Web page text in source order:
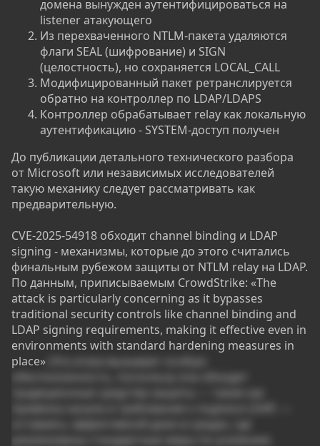
домена вынужден аутентифицироваться на
listener атакующего
Из перехваченного NTLM-пакета удаляются
флаги SEAL (шифрование) и SIGN
(целостность), но сохраняется LOCAL_CALL
Модифицированный пакет ретранслируется
обратно на контроллер по LDAP/LDAPS
Контроллер обрабатывает relay как локальную
аутентификацию - SYSTEM-доступ получен
До публикации детального технического разбора
от Microsoft или независимых исследователей
такую механику следует рассматривать как
предварительную.
CVE-2025-54918 обходит channel binding и LDAP
signing - механизмы, которые до этого считались
финальным рубежом защиты от NTLM relay на LDAP.
По данным, приписываемым CrowdStrike: «The
attack is particularly concerning as it bypasses
traditional security controls like channel binding and
LDAP signing requirements, making it effective even in
environments with standard hardening measures in
place»
обеспокоенность, поскольку она обходит